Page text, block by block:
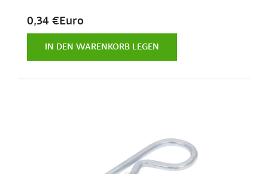
0,34 €Euro
IN DEN WARENKORB LEGEN